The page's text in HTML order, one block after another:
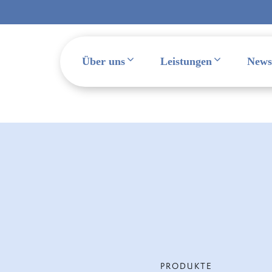
Über uns Leistungen News
PRODUKTE